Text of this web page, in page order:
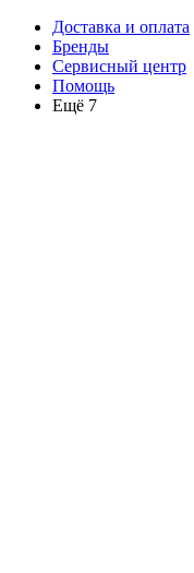
Доставка и оплата
Бренды
Сервисный центр
Помощь
Ещё 7